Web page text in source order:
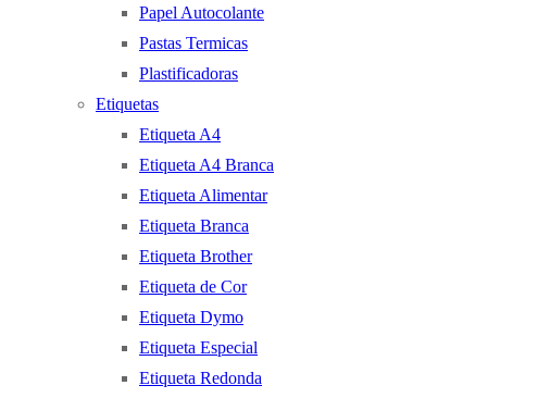
Papel Autocolante
Pastas Termicas
Plastificadoras
Etiquetas
Etiqueta A4
Etiqueta A4 Branca
Etiqueta Alimentar
Etiqueta Branca
Etiqueta Brother
Etiqueta de Cor
Etiqueta Dymo
Etiqueta Especial
Etiqueta Redonda